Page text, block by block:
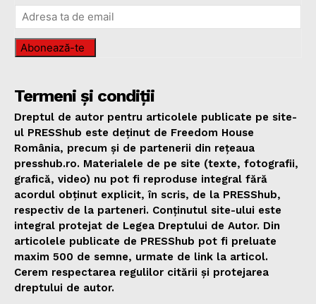
Abonează-te
Termeni și condiții
Dreptul de autor pentru articolele publicate pe site-
ul PRESShub este deținut de Freedom House
România, precum și de partenerii din rețeaua
presshub.ro. Materialele de pe site (texte, fotografii,
grafică, video) nu pot fi reproduse integral fără
acordul obținut explicit, în scris, de la PRESShub,
respectiv de la parteneri. Conținutul site-ului este
integral protejat de Legea Dreptului de Autor. Din
articolele publicate de PRESShub pot fi preluate
maxim 500 de semne, urmate de link la articol.
Cerem respectarea regulilor citării și protejarea
dreptului de autor.